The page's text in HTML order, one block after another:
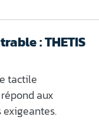
: THETIS
tactile
aux